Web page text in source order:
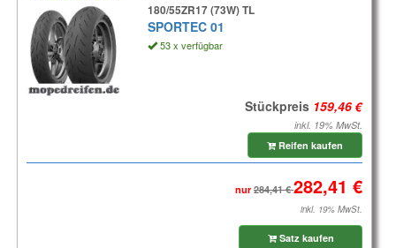
180/55ZR17 (73W) TL
SPORTEC 01
53 x verfügbar
Stückpreis
inkl. 19% MwSt.
Reifen kaufen
nur
inkl. 19% MwSt.
Satz kaufen